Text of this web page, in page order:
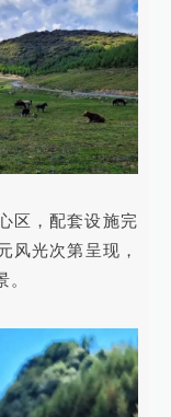
区，配套设施完
风光次第呈现，
。